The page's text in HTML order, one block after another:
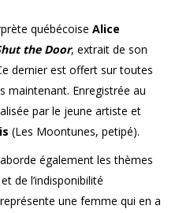
québécoise Alice
the Door, extrait de son
dernier est offert sur toutes
maintenant. Enregistrée au
par le jeune artiste et
(Les Moontunes, petipé).
également les thèmes
de l’indisponibilité
une femme qui en a